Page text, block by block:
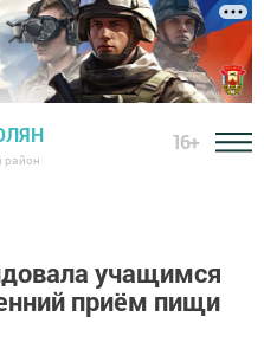
район
16+
учащимся
приём пищи